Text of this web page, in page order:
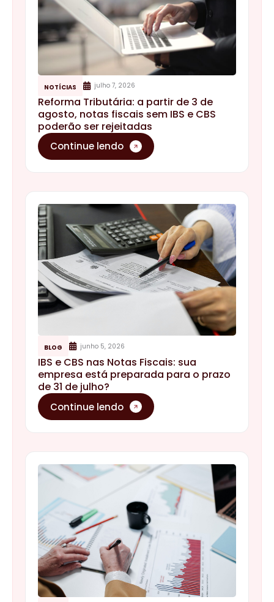
NOTÍCIAS julho 7, 2026
Reforma Tributária: a partir de 3 de
agosto, notas fiscais sem IBS e CBS
poderão ser rejeitadas
Continue lendo
BLOG junho 5, 2026
IBS e CBS nas Notas Fiscais: sua
empresa está preparada para o prazo
de 31 de julho?
Continue lendo